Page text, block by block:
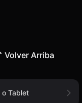
Volver Arriba
o Tablet